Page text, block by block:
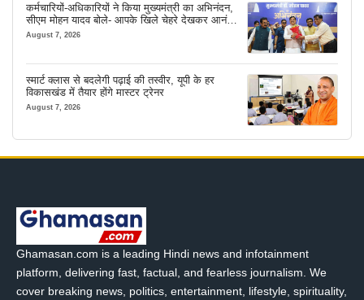
कर्मचारियों-अधिकारियों ने किया मुख्यमंत्री का अभिनंदन,
सीएम मोहन यादव बोले- आपके खिले चेहरे देखकर आनंद
आता है
August 7, 2026
स्मार्ट क्लास से बदलेगी पढ़ाई की तस्वीर, यूपी के हर
विकासखंड में तैयार होंगे मास्टर ट्रेनर
August 7, 2026
Ghamasan.com is a leading Hindi news and infotainment
platform, delivering fast, factual, and fearless journalism. We
cover breaking news, politics, entertainment, lifestyle, spirituality,